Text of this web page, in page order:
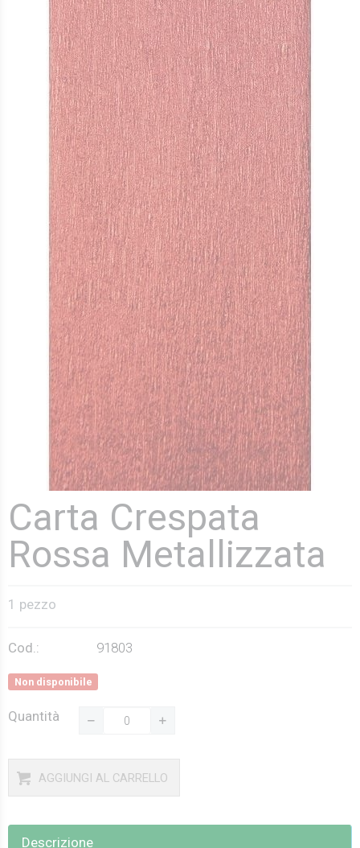
Carta Crespata
Rossa Metallizzata
1 pezzo
Cod.: 91803
Non disponibile
Quantità
AGGIUNGI AL CARRELLO
Descrizione